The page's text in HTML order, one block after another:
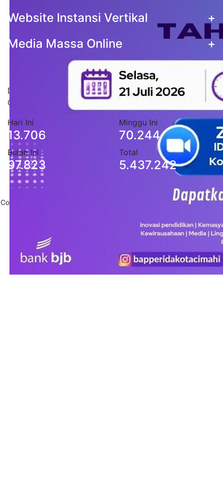
Website Instansi Vertikal
+
Media Massa Online
+
Statistik Pengunjung
Data stastistik pengunjung situs Pemerintah Kota
Cimahi
Hari Ini
13.706
Minggu Ini
70.244
Bulan Ini
97.823
Total
5.437.242
Copyright 2020 . All Rights Reserved